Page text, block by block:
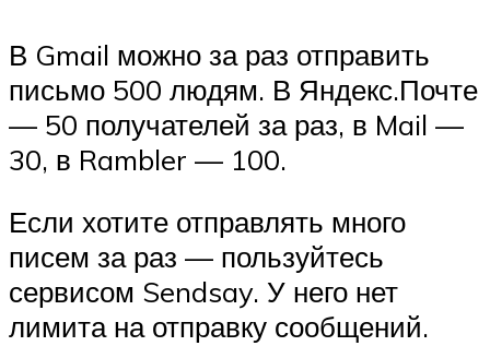
В Gmail можно за раз отправить
письмо 500 людям. В Яндекс.Почте
— 50 получателей за раз, в Mail —
30, в Rambler — 100.
Если хотите отправлять много
писем за раз — пользуйтесь
сервисом Sendsay. У него нет
лимита на отправку сообщений.